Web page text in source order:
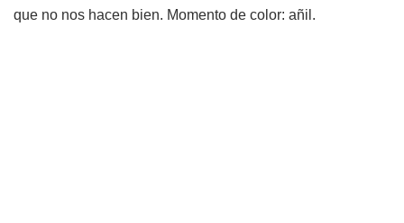
que no nos hacen bien. Momento de color: añil.